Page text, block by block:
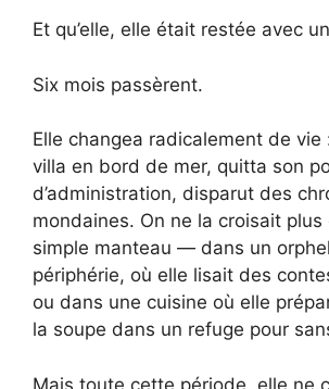
Et qu’elle, elle était restée avec
Six mois passèrent.
Elle changea radicalement de vie
villa en bord de mer, quitta son
d’administration, disparut des
mondaines. On ne la croisait plus
simple manteau — dans un
périphérie, où elle lisait des
ou dans une cuisine où elle
la soupe dans un refuge pour
Mais toute cette période, elle ne